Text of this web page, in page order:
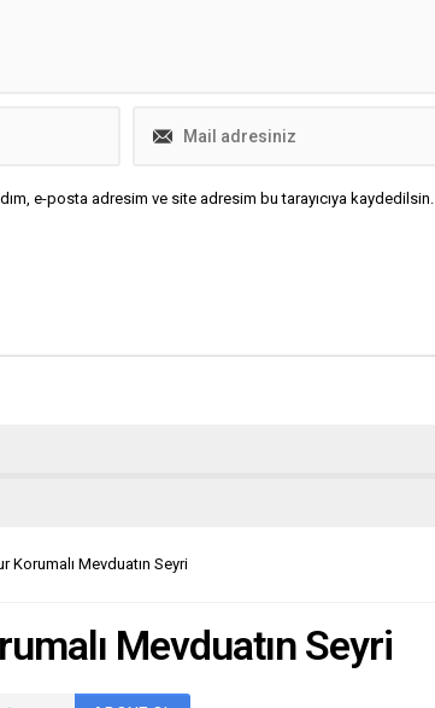
e-posta adresim ve site adresim bu tarayıcıya kaydedilsin.
Korumalı Mevduatın Seyri
Mevduatın Seyri